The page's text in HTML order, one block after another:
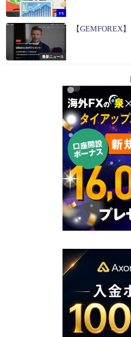
FX
最新ニュース
【GEMFOREX